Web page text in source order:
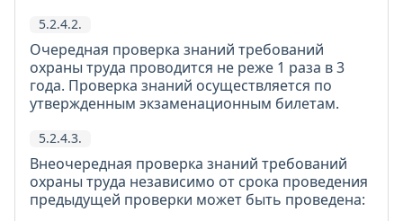
5.2.4.2.
Очередная проверка знаний требований
охраны труда проводится не реже 1 раза в 3
года. Проверка знаний осуществляется по
утвержденным экзаменационным билетам.
5.2.4.3.
Внеочередная проверка знаний требований
охраны труда независимо от срока проведения
предыдущей проверки может быть проведена: